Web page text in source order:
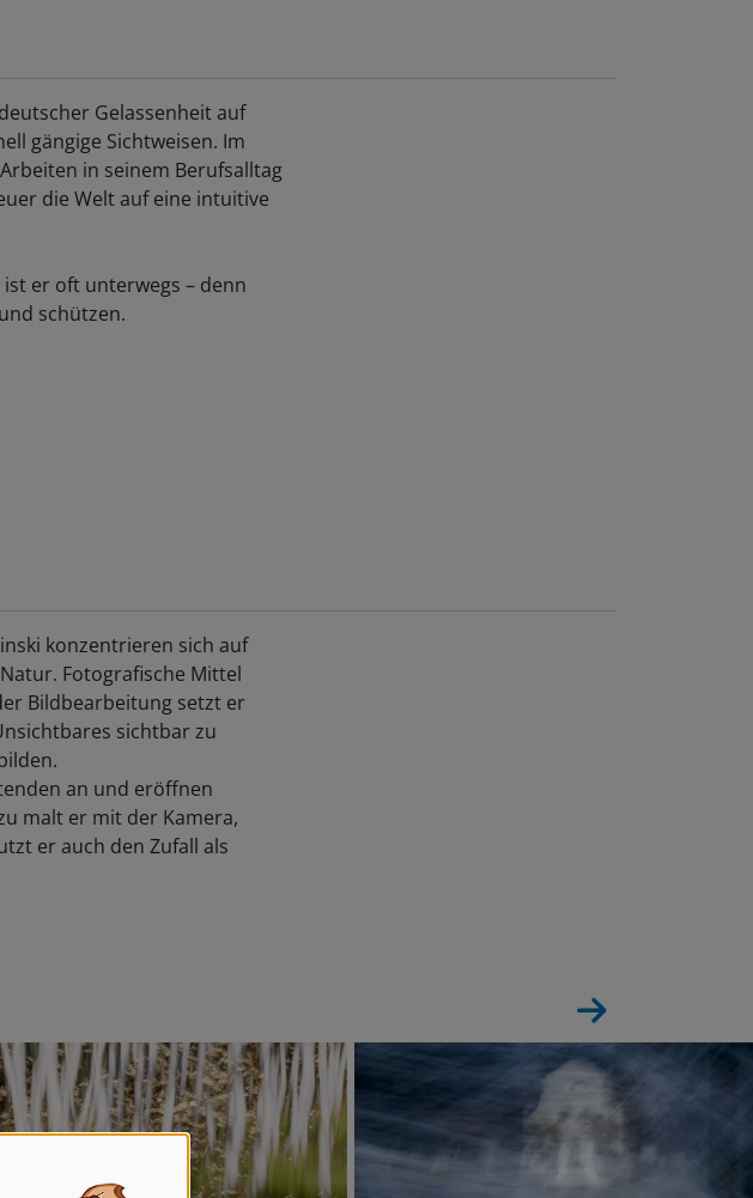
Gelassenheit auf
gängige Sichtweisen. Im
in seinem Berufsalltag
die Welt auf eine intuitive
er oft unterwegs – denn
schützen.
konzentrieren sich auf
Fotografische Mittel
Bildbearbeitung setzt er
sichtbar zu
an und eröffnen
malt er mit der Kamera,
er auch den Zufall als